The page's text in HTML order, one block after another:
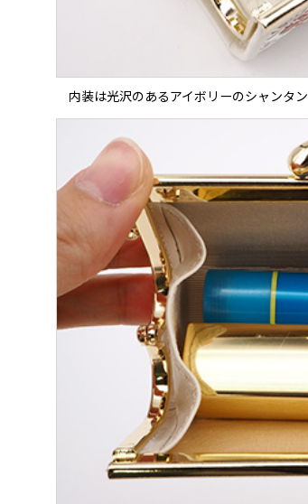
内装は光沢のあるアイボリーのシャンタン